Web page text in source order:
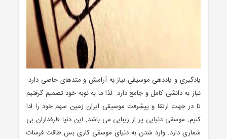
یادگیری و یاددهی موسیقی نیاز به آرامش و متدهای خاصی دارد.
نیاز به دانشی کامل و جامع دارد. لذا ما به نوبه خود تصمیم گرفتیم
تا در جهت ارتقا و پیشرفت موسیقی ایران زمین سهم خود را ادا
کنیم. موسقی دنیایی پر از زیبایی می باشد. این دنیا طرفداران بی
شماری دارد. وارد شدن به دنیای موسقی کاری بس طاقت فرسات